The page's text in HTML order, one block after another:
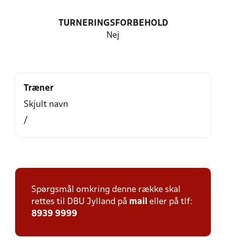
TURNERINGSFORBEHOLD
Nej
Træner
Skjult navn
/
Spørgsmål omkring denne række skal
rettes til DBU Jylland på mail eller på tlf:
8939 9999